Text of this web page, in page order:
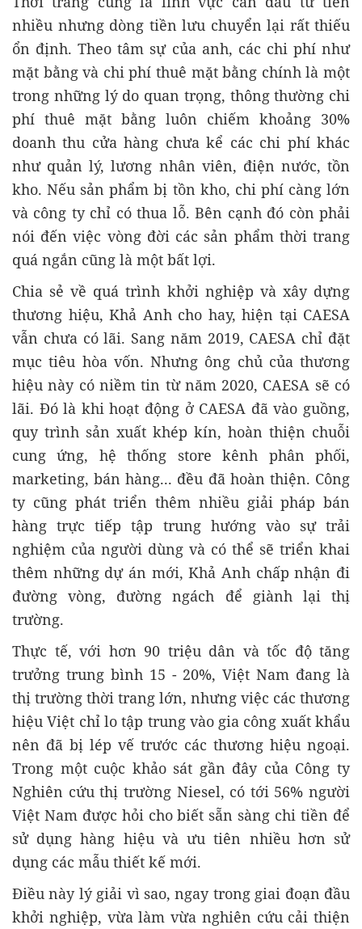
nhiều nhưng dòng tiền lưu chuyển lại rất thiếu
ổn định. Theo tâm sự của anh, các chi phí như
mặt bằng và chi phí thuê mặt bằng chính là một
trong những lý do quan trọng, thông thường chi
phí thuê mặt bằng luôn chiếm khoảng 30%
doanh thu cửa hàng chưa kể các chi phí khác
như quản lý, lương nhân viên, điện nước, tồn
kho. Nếu sản phẩm bị tồn kho, chi phí càng lớn
và công ty chỉ có thua lỗ. Bên cạnh đó còn phải
nói đến việc vòng đời các sản phẩm thời trang
quá ngắn cũng là một bất lợi.
Chia sẻ về quá trình khởi nghiệp và xây dựng
thương hiệu, Khả Anh cho hay, hiện tại CAESA
vẫn chưa có lãi. Sang năm 2019, CAESA chỉ đặt
mục tiêu hòa vốn. Nhưng ông chủ của thương
hiệu này có niềm tin từ năm 2020, CAESA sẽ có
lãi. Đó là khi hoạt động ở CAESA đã vào guồng,
quy trình sản xuất khép kín, hoàn thiện chuỗi
cung ứng, hệ thống store kênh phân phối,
marketing, bán hàng... đều đã hoàn thiện. Công
ty cũng phát triển thêm nhiều giải pháp bán
hàng trực tiếp tập trung hướng vào sự trải
nghiệm của người dùng và có thể sẽ triển khai
thêm những dự án mới, Khả Anh chấp nhận đi
đường vòng, đường ngách để giành lại thị
trường.
Thực tế, với hơn 90 triệu dân và tốc độ tăng
trưởng trung bình 15 - 20%, Việt Nam đang là
thị trường thời trang lớn, nhưng việc các thương
hiệu Việt chỉ lo tập trung vào gia công xuất khẩu
nên đã bị lép vế trước các thương hiệu ngoại.
Trong một cuộc khảo sát gần đây của Công ty
Nghiên cứu thị trường Niesel, có tới 56% người
Việt Nam được hỏi cho biết sẵn sàng chi tiền để
sử dụng hàng hiệu và ưu tiên nhiều hơn sử
dụng các mẫu thiết kế mới.
Điều này lý giải vì sao, ngay trong giai đoạn đầu
khởi nghiệp, vừa làm vừa nghiên cứu cải thiện